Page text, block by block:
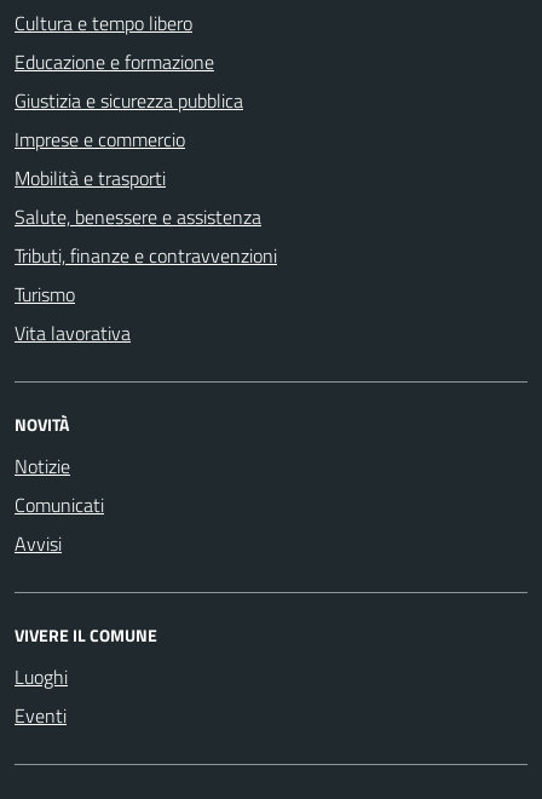
Cultura e tempo libero
Educazione e formazione
Giustizia e sicurezza pubblica
Imprese e commercio
Mobilità e trasporti
Salute, benessere e assistenza
Tributi, finanze e contravvenzioni
Turismo
Vita lavorativa
NOVITÀ
Notizie
Comunicati
Avvisi
VIVERE IL COMUNE
Luoghi
Eventi